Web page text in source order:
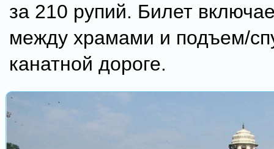
за 210 рупий. Билет
между храмами и подъем/
канатной дороге.